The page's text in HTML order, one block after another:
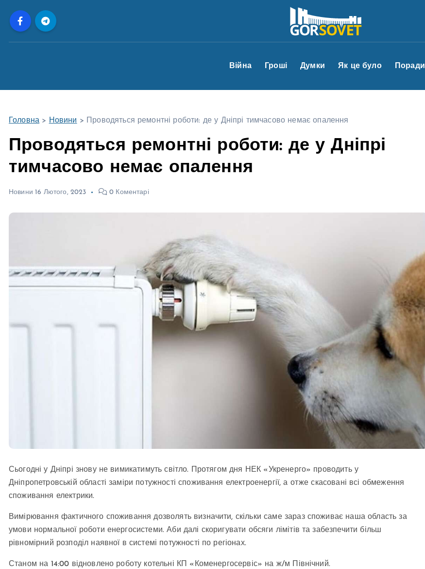
Війна Гроші Думки Як це було Поради
Головна > Новини > Проводяться ремонтні роботи: де у Дніпрі тимчасово немає опалення
Проводяться ремонтні роботи: де у Дніпрі
тимчасово немає опалення
Новини 16 Лютого, 2023 0 Коментарі
Сьогодні у Дніпрі знову не вимикатимуть світло. Протягом дня НЕК «Укренерго» проводить у
Дніпропетровській області заміри потужності споживання електроенергії, а отже скасовані всі обмеження
споживання електрики.
Вимірювання фактичного споживання дозволять визначити, скільки саме зараз споживає наша область за
умови нормальної роботи енергосистеми. Аби далі скоригувати обсяги лімітів та забезпечити більш
рівномірний розподіл наявної в системі потужності по регіонах.
Станом на 14:00 відновлено роботу котельні КП «Коменергосервіс» на ж/м Північний.